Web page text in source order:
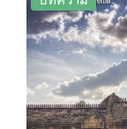
บุคคลสำคัญแ
บ้านเมืองจา